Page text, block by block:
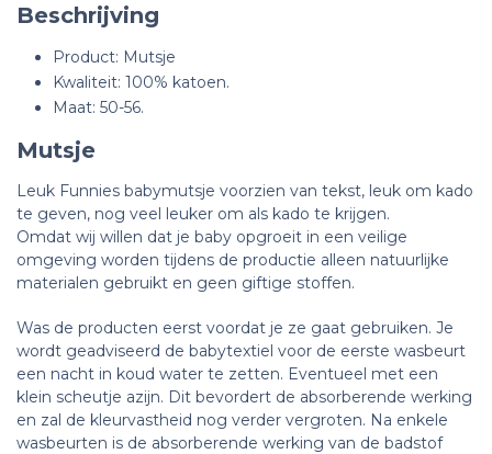
Beschrijving
Product: Mutsje
Kwaliteit: 100% katoen.
Maat: 50-56.
Mutsje
Leuk Funnies babymutsje voorzien van tekst, leuk om kado
te geven, nog veel leuker om als kado te krijgen.
Omdat wij willen dat je baby opgroeit in een veilige
omgeving worden tijdens de productie alleen natuurlijke
materialen gebruikt en geen giftige stoffen.
Was de producten eerst voordat je ze gaat gebruiken. Je
wordt geadviseerd de babytextiel voor de eerste wasbeurt
een nacht in koud water te zetten. Eventueel met een
klein scheutje azijn. Dit bevordert de absorberende werking
en zal de kleurvastheid nog verder vergroten. Na enkele
wasbeurten is de absorberende werking van de badstof